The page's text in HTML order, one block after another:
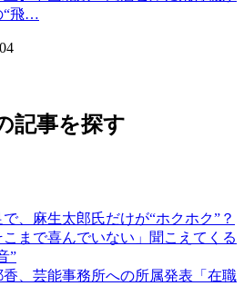
“飛…
記事を探す
で、麻生太郎氏だけが“ホクホク”？
まで喜んでいない」聞こえてくる
”
、芸能事務所への所属発表「在職